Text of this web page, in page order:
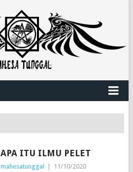
APA ITU ILMU PELET
mahesatunggal | 11/10/2020